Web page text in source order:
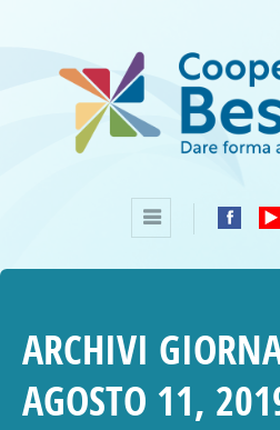
ARCHIVI
AGOSTO 11,